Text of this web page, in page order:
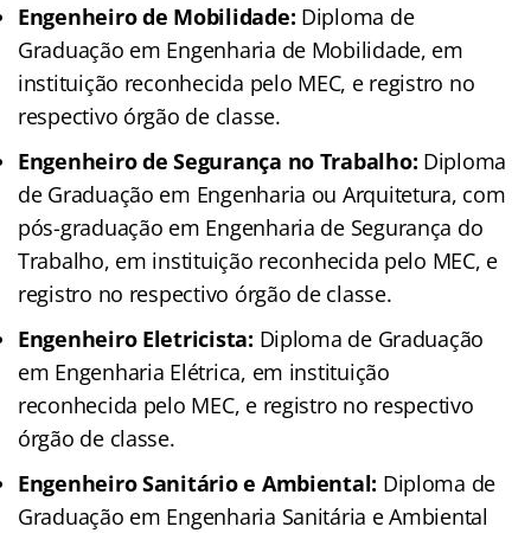
Engenheiro de Mobilidade: Diploma de
Graduação em Engenharia de Mobilidade, em
instituição reconhecida pelo MEC, e registro no
respectivo órgão de classe.
Engenheiro de Segurança no Trabalho: Diploma
de Graduação em Engenharia ou Arquitetura, com
pós-graduação em Engenharia de Segurança do
Trabalho, em instituição reconhecida pelo MEC, e
registro no respectivo órgão de classe.
Engenheiro Eletricista: Diploma de Graduação
em Engenharia Elétrica, em instituição
reconhecida pelo MEC, e registro no respectivo
órgão de classe.
Engenheiro Sanitário e Ambiental: Diploma de
Graduação em Engenharia Sanitária e Ambiental